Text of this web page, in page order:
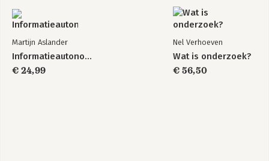
Martijn Aslander
Informatieautonomie
€ 24,99
Nel Verhoeven
Wat is onderzoek?
€ 56,50